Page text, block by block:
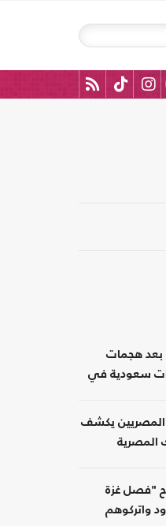
بعد هجمات
سعودية في
المصريين يكشف
المصرية
"فصل غزة
واتركوهم